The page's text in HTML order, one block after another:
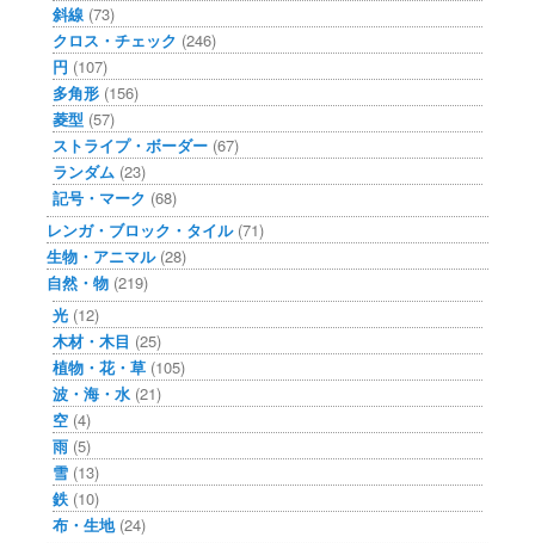
斜線 (73)
クロス・チェック (246)
円 (107)
多角形 (156)
菱型 (57)
ストライプ・ボーダー (67)
ランダム (23)
記号・マーク (68)
レンガ・ブロック・タイル(71)
生物・アニマル(28)
自然・物 (219)
光 (12)
木材・木目 (25)
植物・花・草 (105)
波・海・水 (21)
空 (4)
雨 (5)
雪 (13)
鉄 (10)
布・生地(24)